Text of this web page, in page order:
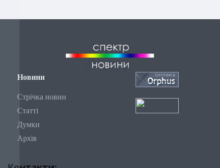
Новини
Стрічка новин
Статті
Думки
Архів